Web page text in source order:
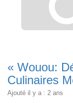
« Wouou:
Culinaires
Ajouté il y a : 2 ans